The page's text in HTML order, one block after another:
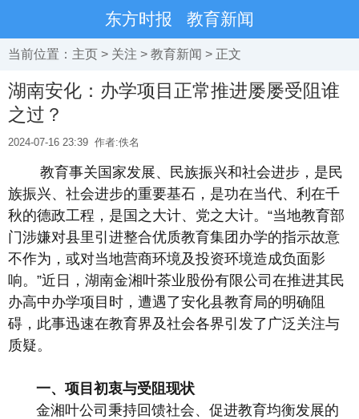
东方时报 教育新闻
当前位置： 主页 > 关注 > 教育新闻 > 正文
湖南安化：办学项目正常推进屡屡受阻谁
之过？
2024-07-16 23:39 作者:佚名
教育事关国家发展、民族振兴和社会进步，是民
族振兴、社会进步的重要基石，是功在当代、利在千
秋的德政工程，是国之大计、党之大计。“当地教育部
门涉嫌对县里引进整合优质教育集团办学的指示故意
不作为，或对当地营商环境及投资环境造成负面影
响。”近日，湖南金湘叶茶业股份有限公司在推进其民
办高中办学项目时，遭遇了安化县教育局的明确阻
碍，此事迅速在教育界及社会各界引发了广泛关注与
质疑。
一、项目初衷与受阻现状
金湘叶公司秉持回馈社会、促进教育均衡发展的